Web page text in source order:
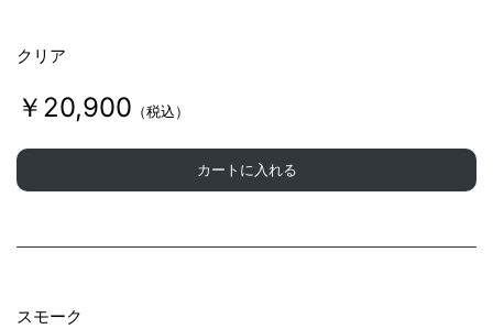
o
r
k
クリア
￥20,900 （税込）
カートに入れる
スモーク